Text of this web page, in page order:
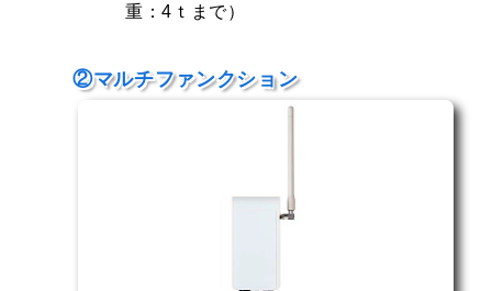
重：4ｔまで）
②マルチファンクション